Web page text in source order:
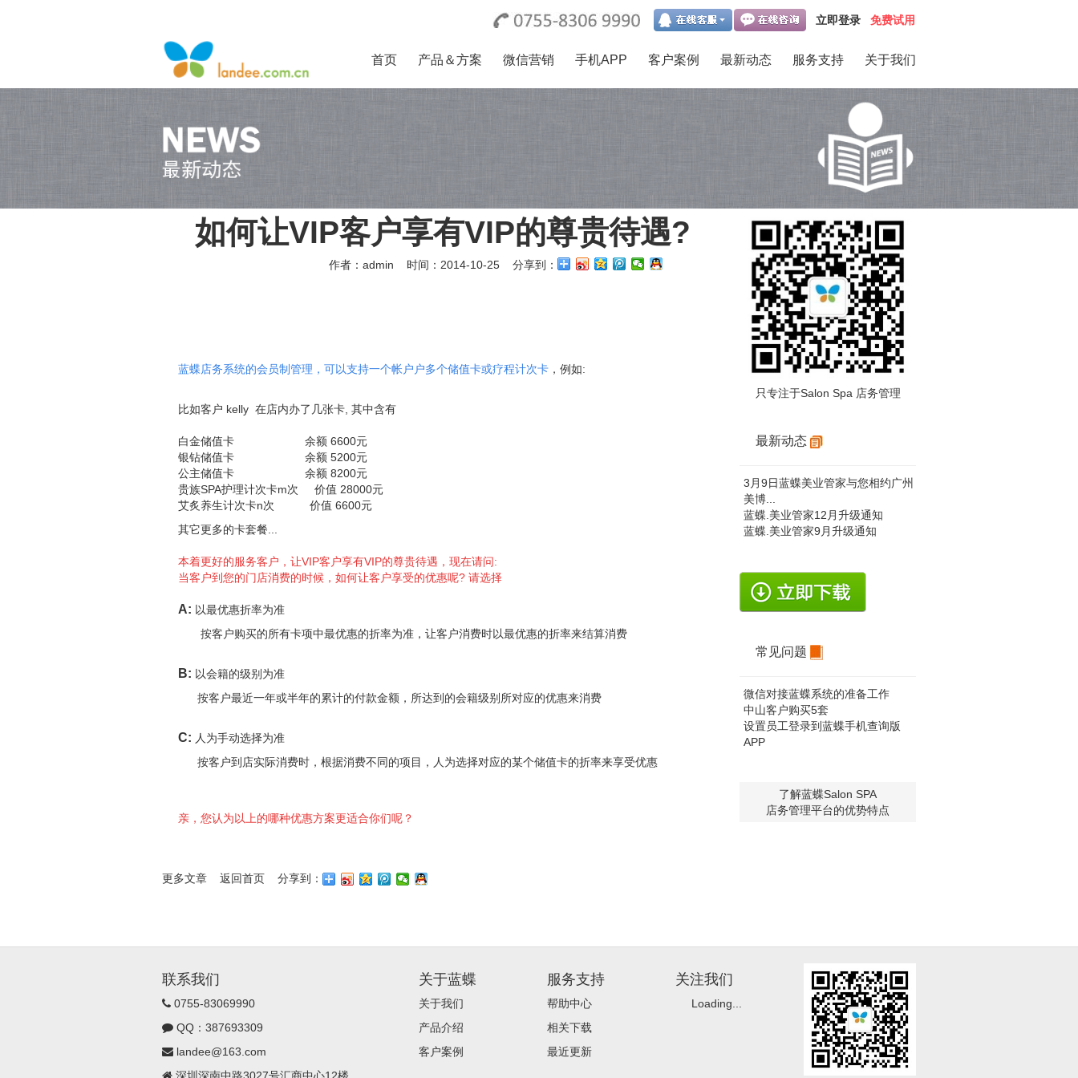
立即登录 免费试用
首页 产品＆方案 微信营销 手机APP 客户案例 最新动态 服务支持 关于我们
如何让VIP客户享有VIP的尊贵待遇?
作者：admin 时间：2014-10-25 分享到：
蓝蝶店务系统的会员制管理，可以支持一个帐户户多个储值卡或疗程计次卡 ，例如:
比如客户 kelly 在店内办了几张卡, 其中含有
白金储值卡 余额 6600元
银钻储值卡 余额 5200元
公主储值卡 余额 8200元
贵族SPA护理计次卡m次 价值 28000元
艾炙养生计次卡n次 价值 6600元
其它更多的卡套餐...
本着更好的服务客户，让VIP客户享有VIP的尊贵待遇，现在请问:
当客户到您的门店消费的时候，如何让客户享受的优惠呢? 请选择
A: 以最优惠折率为准
按客户购买的所有卡项中最优惠的折率为准，让客户消费时以最优惠的折率来结算消费
B: 以会籍的级别为准
按客户最近一年或半年的累计的付款金额，所达到的会籍级别所对应的优惠来消费
C: 人为手动选择为准
按客户到店实际消费时，根据消费不同的项目，人为选择对应的某个储值卡的折率来享受优惠
亲，您认为以上的哪种优惠方案更适合你们呢？
更多文章 返回首页 分享到：
只专注于Salon Spa 店务管理
最新动态
3月9日蓝蝶美业管家与您相约广州
美博...
蓝蝶.美业管家12月升级通知
蓝蝶.美业管家9月升级通知
常见问题
微信对接蓝蝶系统的准备工作
中山客户购买5套
设置员工登录到蓝蝶手机查询版
APP
了解蓝蝶Salon SPA
店务管理平台的优势特点
联系我们
0755-83069990
QQ：387693309
landee@163.com
关于蓝蝶
关于我们
产品介绍
客户案例
服务支持
帮助中心
相关下载
最近更新
关注我们
Loading...